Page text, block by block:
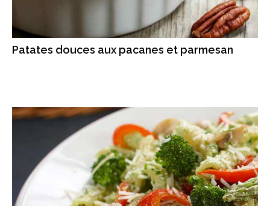
Patates douces aux pacanes et parmesan